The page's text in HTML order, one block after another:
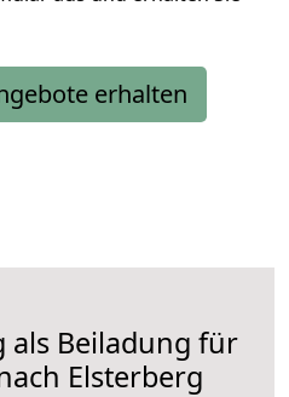
erhalten
als Beiladung für
Elsterberg